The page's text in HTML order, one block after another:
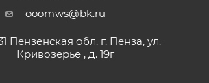
ooomws@bk.ru
Пензенская обл. г. Пенза, ул.
Кривозерье , д. 19г